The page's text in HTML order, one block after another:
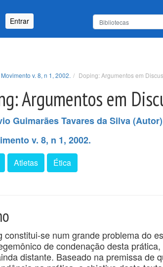
Entrar
Movimento v. 8, n 1, 2002. Doping: Argumentos em
Argumentos em
Guimarães Tavares da Silva (Autor)
v. 8, n 1, 2002.
Atletas Ética
constitui-se num grande problema do
de condenação desta
distante. Baseado na premissa de